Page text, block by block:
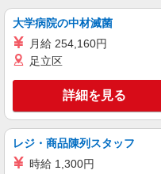
通費全支給
株式会社kotrio /●SD-H-2066292
≪いわき
間に合う
時給
大学病院の中材滅菌
月給 254,160円
足立区
詳細を見る
レジ・商品陳列スタッフ
時給 1,300円